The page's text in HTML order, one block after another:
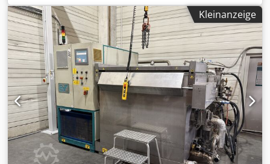
kW Gesamtleistung: 8 kW Ser. Nr: 09.102.226L Nutzhöhe:
500mm Korbdurchmesser: 910mm Heiztemperatur: 0-60°C
Cedszq Addepfx Aavsha Sie können gerne zu einer
Besichtigung vorbeikommen. Gerne können wir für Sie
eine Kostengünstige Spedition organisieren! Sie erhalten
eine ordentliche Rechnung. Für Ausländische Kunden
kann auch eine Nettorechnung erstellt werden.
Vorraussetzung ist eine gültige Ust.Indent.Nr.
Zwischenverkauf vorbehalten. Besuchen Sie unseren Shop
und sehen Sie sich auch unsere weiteren Angebote an.
Angegebene Firmennamen und Warenzeichen sind
Eigentum Ihrer Inhaber und dienen lediglich zur
Identifikation und Beschreibung der Produkte.
Kleinanzeige